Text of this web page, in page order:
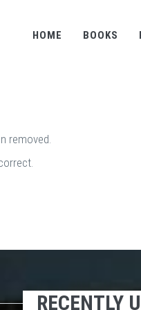
HOME BOOKS
removed.
RECENTLY